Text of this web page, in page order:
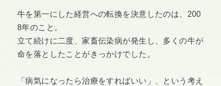
牛を第一にした経営への転換を決意したのは、200
8年のこと。
立て続けに二度、家畜伝染病が発生し、多くの牛が
命を落としたことがきっかけでした。
「病気になったら治療をすればいい」、という考え